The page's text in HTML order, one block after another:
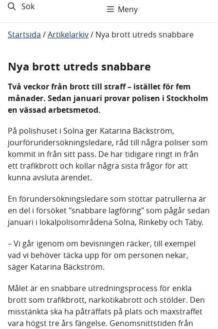
Sök Meny
Startsida /Artikelarkiv/ Nya brott utreds snabbare
Nya brott utreds snabbare
Två veckor från brott till straff – istället för fem
månader. Sedan januari provar polisen i Stockholm
en vässad arbetsmetod.
På polishuset i Solna ger Katarina Bäckström,
jourförundersökningsledare, råd till några poliser som
kommit in från sitt pass. De har tidigare ringt in från
ett trafikbrott och kollar några sista frågor för att
kunna avsluta ärendet.
En förundersökningsledare som stöttar patrullerna är
en del i försöket "snabbare lagföring" som pågår sedan
januari i lokalpolisområdena Solna, Rinkeby och Täby.
– Vi går igenom om bevisningen räcker, till exempel
vad vi behöver täcka upp för om personen nekar,
säger Katarina Bäckström.
Målet är en snabbare utredningsprocess för enkla
brott som trafikbrott, narkotikabrott och stölder. Den
misstänkta ska ha påträffats på plats och maxstraffet
vara högst tre års fängelse. Genomsnittstiden från